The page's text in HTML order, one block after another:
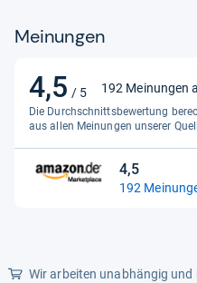
Meinungen
4,5 / 5
4,5
von
5
Sternen
192 Meinungen
Die Durchschnittsbewertung
aus allen Meinungen unserer
4,5
4,5
von
192
Wir arbeiten unabhängig und